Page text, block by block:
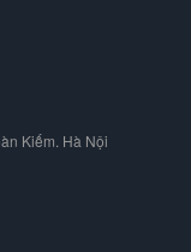
Kiếm. Hà Nội